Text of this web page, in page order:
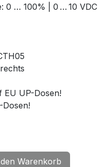
0 … 100% | 0 … 10 VDC
EU UP-Dosen!
Warenkorb